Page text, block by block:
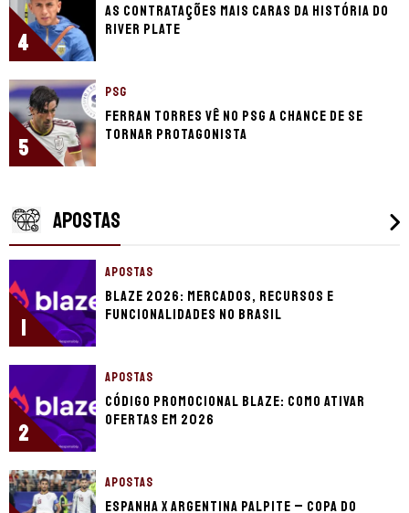
4
As contratações mais caras da história do
River Plate
5
PSG
Ferran Torres vê no PSG a chance de se
tornar protagonista
APOSTAS
1
APOSTAS
Blaze 2026: mercados, recursos e
funcionalidades no Brasil
2
APOSTAS
Código promocional Blaze: como ativar
ofertas em 2026
APOSTAS
Espanha x Argentina palpite – Copa do